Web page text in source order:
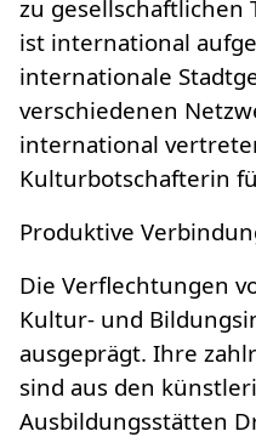
zu gesellschaftlichen
ist international
internationale
verschiedenen
international
Kulturbotschafterin
Produktive
Die Verflechtungen
Kultur- und
ausgeprägt. Ihre
sind aus den
Ausbildungsstätten